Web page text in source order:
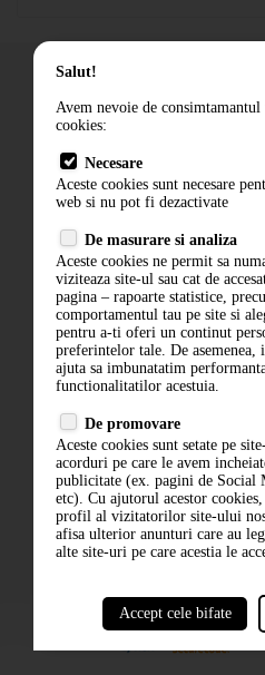
Cum comand
Livrare
Contact
Politica de confidentialitate
ANPC
ABONARE LA
Salut!
Avem nevoie de
cookies:
Necesare
Aceste cookies sunt necesare
web si nu pot fi dezactivate
De masurare si analiza
Aceste cookies ne permit sa
viziteaza site-ul sau cat de
pagina – rapoarte statistice,
comportamentul tau pe site si
pentru a-ti oferi un continut
preferintelor tale. De
ajuta sa imbunatatim
functionalitatilor acestuia.
De promovare
Aceste cookies sunt setate pe
acorduri pe care le avem
publicitate (ex. pagini de Social
etc). Cu ajutorul acestor
profil al vizitatorilor site-ului
afisa ulterior anunturi care au
alte site-uri pe care acestia le
Accept cele bifate